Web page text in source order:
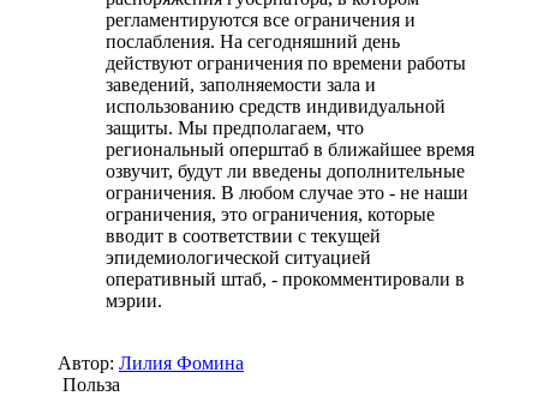
регламентируются все ограничения и
послабления. На сегодняшний день
действуют ограничения по времени работы
заведений, заполняемости зала и
использованию средств индивидуальной
защиты. Мы предполагаем, что
региональный оперштаб в ближайшее время
озвучит, будут ли введены дополнительные
ограничения. В любом случае это - не наши
ограничения, это ограничения, которые
вводит в соответствии с текущей
эпидемиологической ситуацией
оперативный штаб, - прокомментировали в
мэрии.
Автор: Лилия Фомина
Польза